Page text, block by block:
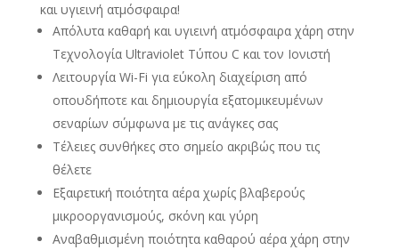
και υγιεινή ατμόσφαιρα!
Απόλυτα καθαρή και υγιεινή ατμόσφαιρα χάρη στην
Τεχνολογία Ultraviolet Τύπου C και τον Ιονιστή
Λειτουργία Wi-Fi για εύκολη διαχείριση από
οπουδήποτε και δημιουργία εξατομικευμένων
σεναρίων σύμφωνα με τις ανάγκες σας
Τέλειες συνθήκες στο σημείο ακριβώς που τις
θέλετε
Εξαιρετική ποιότητα αέρα χωρίς βλαβερούς
μικροοργανισμούς, σκόνη και γύρη
Αναβαθμισμένη ποιότητα καθαρού αέρα χάρη στην